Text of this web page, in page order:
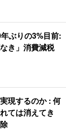
ぶりの3%目前:
き」消費減税
現するのか : 何
ては消えてき